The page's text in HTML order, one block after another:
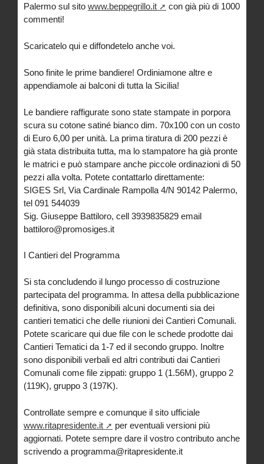
Palermo sul sito www.beppegrillo.it
con già più di 1000
commenti!
Scaricatelo qui e diffondetelo anche voi.
Sono finite le prime bandiere! Ordiniamone altre e
appendiamole ai balconi di tutta la Sicilia!
Le bandiere raffigurate sono state stampate in porpora
scura su cotone satiné bianco dim. 70x100 con un costo
di Euro 6,00 per unità. La prima tiratura di 200 pezzi è
già stata distribuita tutta, ma lo stampatore ha già pronte
le matrici e può stampare anche piccole ordinazioni di 50
pezzi alla volta. Potete contattarlo direttamente:
SIGES Srl, Via Cardinale Rampolla 4/N 90142 Palermo,
tel 091 544039
Sig. Giuseppe Battiloro, cell 3939835829 email
battiloro@promosiges.it
I Cantieri del Programma
Si sta concludendo il lungo processo di costruzione
partecipata del programma. In attesa della pubblicazione
definitiva, sono disponibili alcuni documenti sia dei
cantieri tematici che delle riunioni dei Cantieri Comunali.
Potete scaricare qui due file con le schede prodotte dai
Cantieri Tematici da 1-7 ed il secondo gruppo. Inoltre
sono disponibili verbali ed altri contributi dai Cantieri
Comunali come file zippati: gruppo 1 (1.56M), gruppo 2
(119K), gruppo 3 (197K).
Controllate sempre e comunque il sito ufficiale
www.ritapresidente.it
per eventuali versioni più
aggiornati. Potete sempre dare il vostro contributo anche
scrivendo a programma@ritapresidente.it